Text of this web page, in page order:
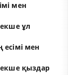
мен
ұл
мен
қыздар